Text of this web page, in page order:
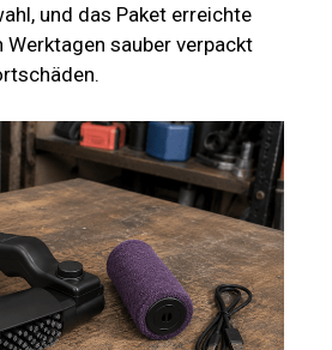
und das Paket erreichte
Werktagen sauber verpackt